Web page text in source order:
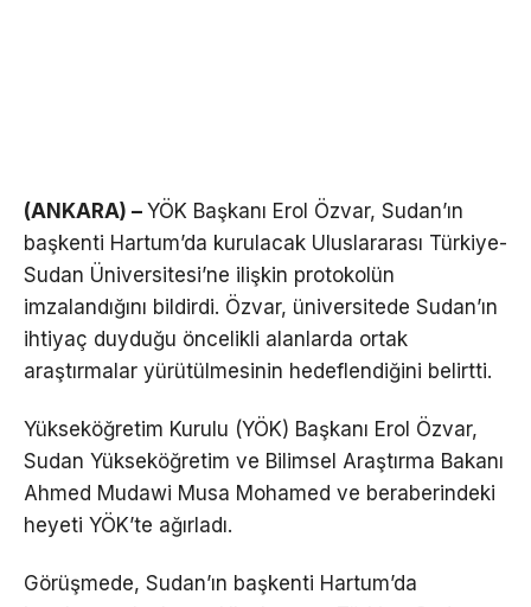
(ANKARA) – YÖK Başkanı Erol Özvar, Sudan’ın
başkenti Hartum’da kurulacak Uluslararası Türkiye-
Sudan Üniversitesi’ne ilişkin protokolün
imzalandığını bildirdi. Özvar, üniversitede Sudan’ın
ihtiyaç duyduğu öncelikli alanlarda ortak
araştırmalar yürütülmesinin hedeflendiğini belirtti.
Yükseköğretim Kurulu (YÖK) Başkanı Erol Özvar,
Sudan Yükseköğretim ve Bilimsel Araştırma Bakanı
Ahmed Mudawi Musa Mohamed ve beraberindeki
heyeti YÖK’te ağırladı.
Görüşmede, Sudan’ın başkenti Hartum’da